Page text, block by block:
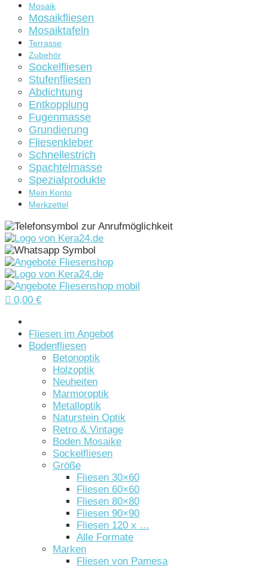
Mosaik
Mosaikfliesen
Mosaiktafeln
Terrasse
Zubehör
Sockelfliesen
Stufenfliesen
Abdichtung
Entkopplung
Fugenmasse
Grundierung
Fliesenkleber
Schnellestrich
Spachtelmasse
Spezialprodukte
Mein Konto
Merkzettel
 0,00 €
Fliesen im Angebot
Bodenfliesen
Betonoptik
Holzoptik
Neuheiten
Marmoroptik
Metalloptik
Naturstein Optik
Retro & Vintage
Boden Mosaike
Sockelfliesen
Größe
Fliesen 30×60
Fliesen 60×60
Fliesen 80×80
Fliesen 90×90
Fliesen 120 x …
Alle Formate
Marken
Fliesen von Pamesa